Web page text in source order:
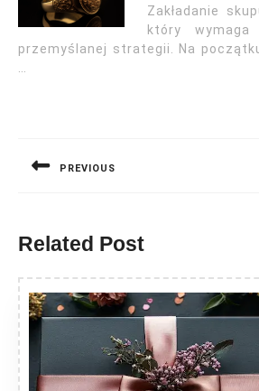
Zakładanie
który wymaga
przemyślanej strategii. Na
PREVIOUS
Related Post